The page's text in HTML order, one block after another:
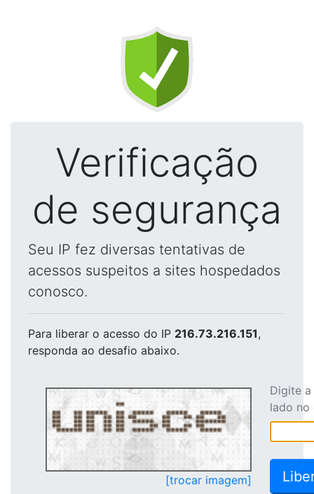
Verificação
de segurança
Seu IP fez diversas tentativas de
acessos suspeitos a sites hospedados
conosco.
Para liberar o acesso do IP 216.73.216.151,
responda ao desafio abaixo.
[trocar imagem]
Digite
lado no